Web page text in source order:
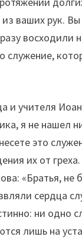
ваших рук.
восходили
служение,
и учителя
я не нашел
это
их от
«Братья,
сердца
ни одно
лишь на